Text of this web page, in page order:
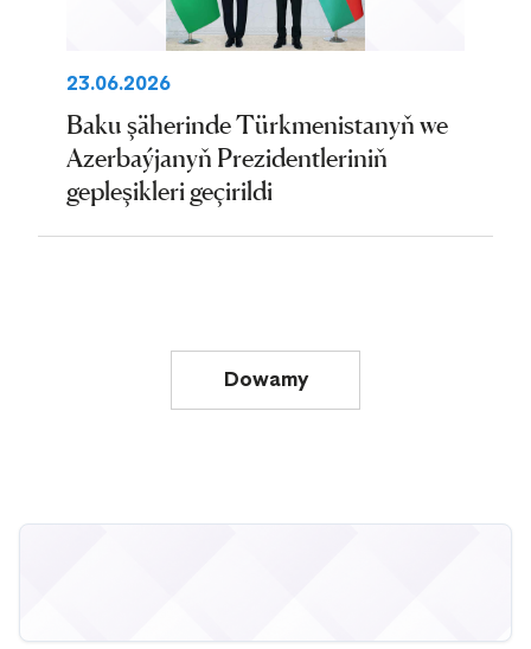
23.06.2026
Baku şäherinde Türkmenistanyň we
Azerbaýjanyň Prezidentleriniň
gepleşikleri geçirildi
Dowamy